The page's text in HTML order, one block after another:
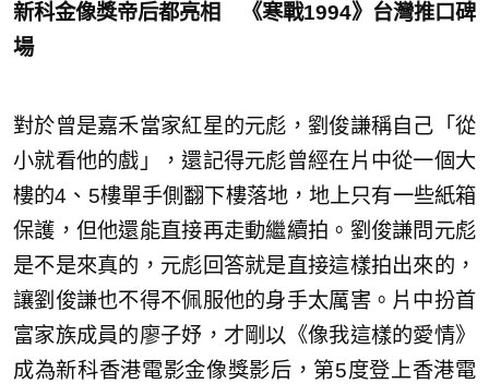
新科金像獎帝后都亮相 《寒戰1994》台灣推口碑
場
對於曾是嘉禾當家紅星的元彪，劉俊謙稱自己「從
小就看他的戲」，還記得元彪曾經在片中從一個大
樓的4、5樓單手側翻下樓落地，地上只有一些紙箱
保護，但他還能直接再走動繼續拍。劉俊謙問元彪
是不是來真的，元彪回答就是直接這樣拍出來的，
讓劉俊謙也不得不佩服他的身手太厲害。片中扮首
富家族成員的廖子妤，才剛以《像我這樣的愛情》
成為新科香港電影金像獎影后，第5度登上香港電